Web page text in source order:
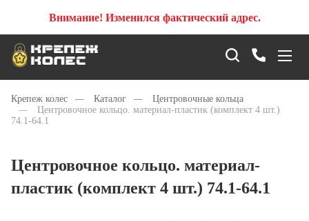
Внимание! Изменился фактический адрес.
Крепеж колес — Каталог —
Центровочные кольца
—
Центровочное кольцо. материал-пластик (комплект 4 шт.)
74.1-64.1
Центровочное кольцо. материал-
пластик (комплект 4 шт.) 74.1-64.1